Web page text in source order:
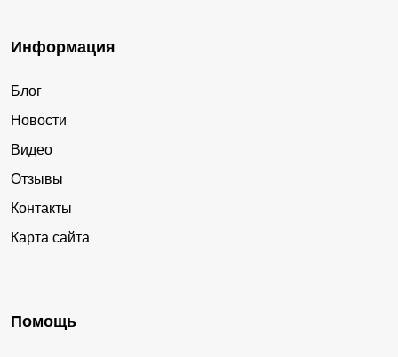
Информация
Блог
Новости
Видео
Отзывы
Контакты
Карта сайта
Помощь